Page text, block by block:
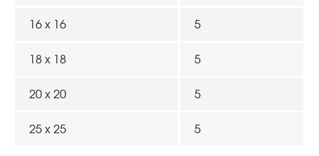
16 x 16 5
18 x 18 5
20 x 20 5
25 x 25 5